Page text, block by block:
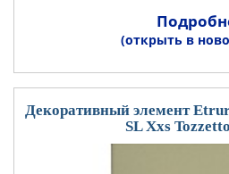
(открыть в
Декоративный элемент
SL Xxs